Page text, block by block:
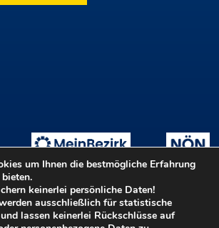
Teilnahmebedingungen
um Ihnen die bestmögliche Erfahrung
keinerlei persönliche Daten!
ausschließlich für statistische
lassen keinerlei Rückschlüsse auf